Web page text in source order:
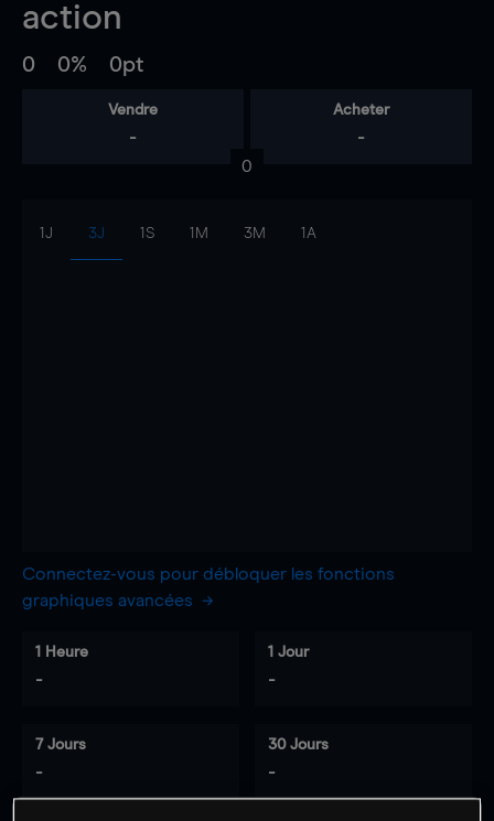
action
0 0% 0pt
Vendre
-
Acheter
-
0
1J 3J 1S 1M 3M 1A
Connectez-vous pour débloquer les fonctions
graphiques avancées
1 Heure
-
1 Jour
-
7 Jours
-
30 Jours
-